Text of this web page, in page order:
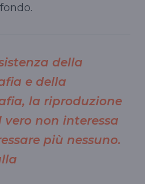
della
e della
la riproduzione
non interessa
più nessuno.